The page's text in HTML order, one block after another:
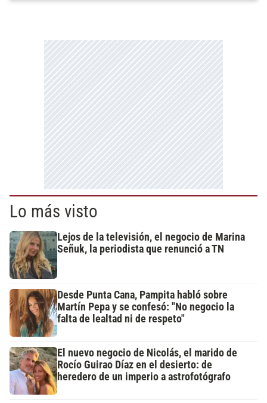
Lo más visto
Lejos de la televisión, el negocio de Marina
Señuk, la periodista que renunció a TN
Desde Punta Cana, Pampita habló sobre
Martín Pepa y se confesó: "No negocio la
falta de lealtad ni de respeto"
El nuevo negocio de Nicolás, el marido de
Rocío Guirao Díaz en el desierto: de
heredero de un imperio a astrofotógrafo